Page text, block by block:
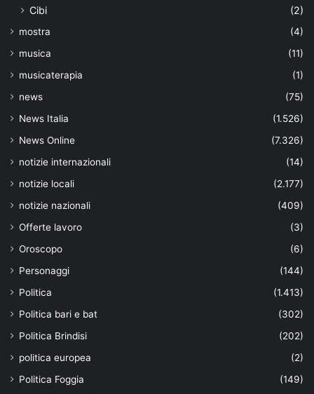
Cibi (2)
mostra
(4)
musica
(11)
musicaterapia
(1)
news
(75)
News Italia
(1.526)
News Online
(7.326)
notizie internazionali
(14)
notizie locali
(2.177)
notizie nazionali
(409)
Offerte lavoro
(3)
Oroscopo
(6)
Personaggi
(144)
Politica
(1.413)
Politica bari e bat
(302)
Politica Brindisi
(202)
politica europea
(2)
Politica Foggia
(149)